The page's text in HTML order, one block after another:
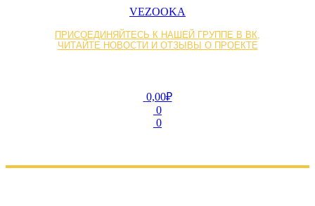
VEZOOKA
ПРИСОЕДИНЯЙТЕСЬ К НАШЕЙ ГРУППЕ В ВК,
ЧИТАЙТЕ НОВОСТИ И ОТЗЫВЫ О ПРОЕКТЕ
0,00₽
0
0